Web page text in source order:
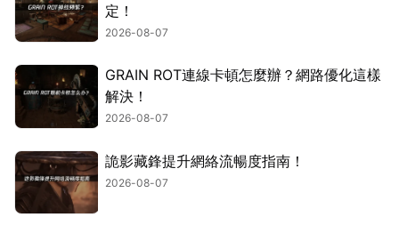
定！
2026-08-07
GRAIN ROT連線卡頓怎麼辦？網路優化這樣
解決！
2026-08-07
詭影藏鋒提升網絡流暢度指南！
2026-08-07